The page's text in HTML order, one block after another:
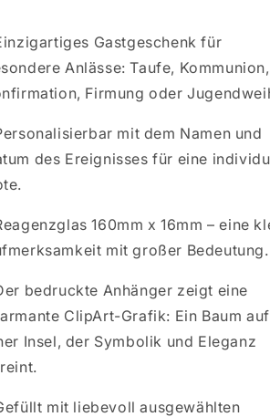
Gastgeschenk für
Anlässe: Taufe, Kommunion,
Firmung oder
mit dem Namen und
des Ereignisses für eine
160mm x 16mm – eine
mit großer Bedeutung.
bedruckte Anhänger zeigt eine
ClipArt-Grafik: Ein Baum auf
Insel, der Symbolik und Eleganz
mit liebevoll ausgewählten